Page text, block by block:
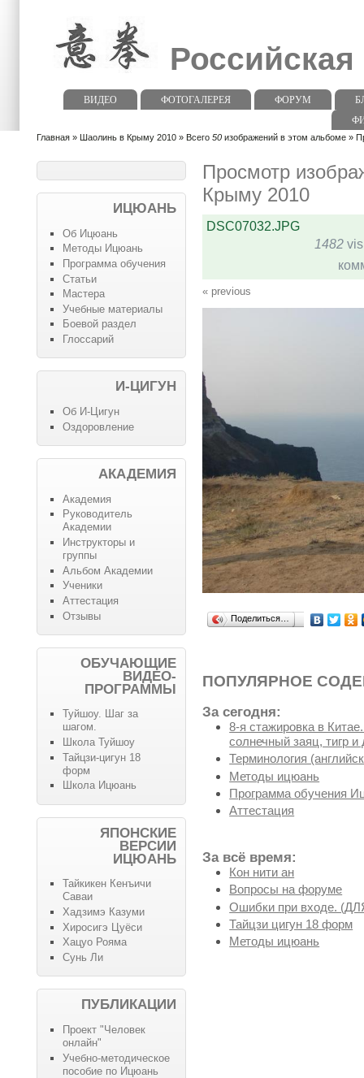
ВИДЕО ФОТОГАЛЕРЕЯ ФОРУМ
Главная » Шаолинь в Крыму 2010 » Всего 50 изображений в этом альбоме »
Просмотр
Крыму 2010
DSC07032.JPG
1482
« previous
Поделиться…
ПОПУЛЯРНОЕ
За сегодня:
8-я стажировка в
солнечный заяц, тигр и
Терминология
Методы ицюань
Программа обучения
Аттестация
За всё время:
Кон нити ан
Вопросы на форуме
Ошибки при входе.
Тайцзи цигун 18 форм
Методы ицюань
ИЦЮАНЬ
Об Ицюань
Методы Ицюань
Программа обучения
Статьи
Мастера
Учебные материалы
Боевой раздел
Глоссарий
И-ЦИГУН
Об И-Цигун
Оздоровление
АКАДЕМИЯ
Академия
Руководитель
Академии
Инструкторы и
группы
Альбом Академии
Ученики
Аттестация
Отзывы
ОБУЧАЮЩИЕ
ВИДЕО-
ПРОГРАММЫ
Туйшоу. Шаг за
шагом.
Школа Туйшоу
Тайцзи-цигун 18
форм
Школа Ицюань
ЯПОНСКИЕ
ВЕРСИИ
ИЦЮАНЬ
Тайкикен Кенъичи
Саваи
Хадзимэ Казуми
Хиросигэ Цуёси
Хацуо Рояма
Сунь Ли
ПУБЛИКАЦИИ
Проект "Человек
онлайн"
Учебно-методическое
пособие по Ицюань